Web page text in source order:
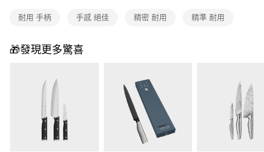
耐用 手柄 手感 絕佳 精密 耐用 精準 耐用
🎁發現更多驚喜